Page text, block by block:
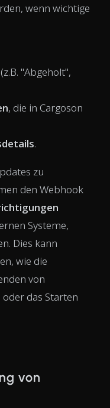
wenn wichtige
(z.B. "Abgeholt",
, die in Cargoson
.
zu
den Webhook
Systeme,
Dies kann
wie die
von
das Starten
von